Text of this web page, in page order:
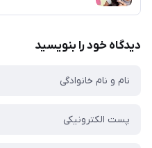
دیدگاه خود را بنویسید